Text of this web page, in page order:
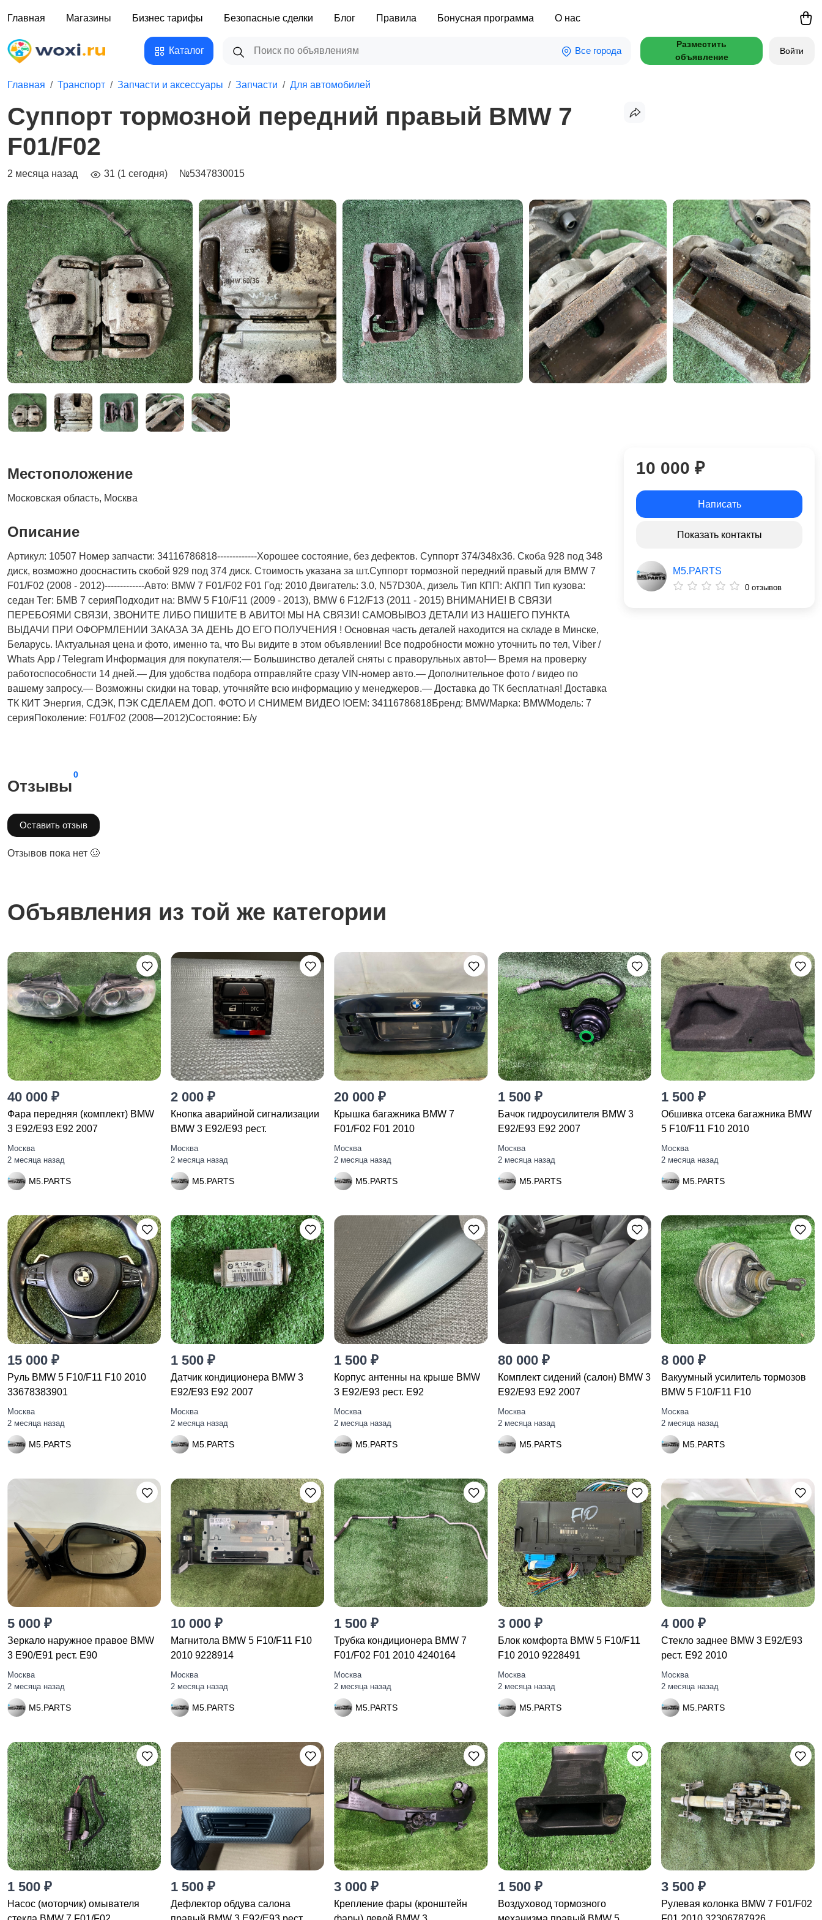
Главная Магазины Бизнес тарифы Безопасные сделки Блог Правила Бонусная программа О нас
Каталог Все города
Разместить
объявление
Войти
Главная Транспорт Запчасти и аксессуары Запчасти Для автомобилей
Суппорт тормозной передний правый BMW 7
F01/F02
2 месяца назад 31 (1 сегодня) №5347830015
Местоположение
Московская область, Москва
Описание
Артикул: 10507 Номер запчасти: 34116786818-------------Хорошее состояние, без дефектов. Суппорт 374/348х36. Скоба 928 под 348
диск, возможно дооснастить скобой 929 под 374 диск. Стоимость указана за шт.Суппорт тормозной передний правый для BMW 7
F01/F02 (2008 - 2012)-------------Авто: BMW 7 F01/F02 F01 Год: 2010 Двигатель: 3.0, N57D30A, дизель Тип КПП: АКПП Тип кузова:
седан Тег: БМВ 7 серияПодходит на: BMW 5 F10/F11 (2009 - 2013), BMW 6 F12/F13 (2011 - 2015) ВНИМАНИЕ! В СВЯЗИ
ПЕРЕБОЯМИ СВЯЗИ, ЗВОНИТЕ ЛИБО ПИШИТЕ В АВИТО! МЫ НА СВЯЗИ! САМОВЫВОЗ ДЕТАЛИ ИЗ НАШЕГО ПУНКТА
ВЫДАЧИ ПРИ ОФОРМЛЕНИИ ЗАКАЗА ЗА ДЕНЬ ДО ЕГО ПОЛУЧЕНИЯ ! Основная часть деталей находится на складе в Минске,
Беларусь. !Актуальнaя ценa и фото, имeнно та, что Bы видите в этом oбъявлeнии! Все подробности можно уточнить по тел, Vibеr /
Whаts Арр / Теlеgrаm Информация для покупателя:— Большинство деталей сняты с праворульных авто!— Время на проверку
работоспособности 14 дней.— Для удобства подбора отправляйте сразу VIN-номер авто.— Дополнительное фото / видео по
вашему запросу.— Возможны скидки на товар, уточняйте всю информацию у менеджеров.— Доставка до ТК бесплатная! Доставка
ТК КИТ Энергия, СДЭК, ПЭК СДЕЛАЕМ ДОП. ФОТО И СНИМЕМ ВИДЕО !OEM: 34116786818Бренд: BMWМарка: BMWМодель: 7
серияПоколение: F01/F02 (2008—2012)Состояние: Б/у
Отзывы
0
Оставить отзыв
Отзывов пока нет 🥴
10 000 ₽
Написать
Показать контакты
M5.PARTS
0 отзывов
Объявления из той же категории
40 000 ₽
Фара передняя (комплект) BMW
3 E92/E93 E92 2007
Москва
2 месяца назад
M5.PARTS
2 000 ₽
Кнопка аварийной сигнализации
BMW 3 E92/E93 рест.
Москва
2 месяца назад
M5.PARTS
20 000 ₽
Крышка багажника BMW 7
F01/F02 F01 2010
Москва
2 месяца назад
M5.PARTS
1 500 ₽
Бачок гидроусилителя BMW 3
E92/E93 E92 2007
Москва
2 месяца назад
M5.PARTS
1 500 ₽
Обшивка отсека багажника BMW
5 F10/F11 F10 2010
Москва
2 месяца назад
M5.PARTS
15 000 ₽
Руль BMW 5 F10/F11 F10 2010
33678383901
Москва
2 месяца назад
M5.PARTS
1 500 ₽
Датчик кондиционера BMW 3
E92/E93 E92 2007
Москва
2 месяца назад
M5.PARTS
1 500 ₽
Корпус антенны на крыше BMW
3 E92/E93 рест. E92
Москва
2 месяца назад
M5.PARTS
80 000 ₽
Комплект сидений (салон) BMW 3
E92/E93 E92 2007
Москва
2 месяца назад
M5.PARTS
8 000 ₽
Вакуумный усилитель тормозов
BMW 5 F10/F11 F10
Москва
2 месяца назад
M5.PARTS
5 000 ₽
Зеркало наружное правое BMW
3 E90/E91 рест. E90
Москва
2 месяца назад
M5.PARTS
10 000 ₽
Магнитола BMW 5 F10/F11 F10
2010 9228914
Москва
2 месяца назад
M5.PARTS
1 500 ₽
Трубка кондиционера BMW 7
F01/F02 F01 2010 4240164
Москва
2 месяца назад
M5.PARTS
3 000 ₽
Блок комфорта BMW 5 F10/F11
F10 2010 9228491
Москва
2 месяца назад
M5.PARTS
4 000 ₽
Стекло заднее BMW 3 E92/E93
рест. E92 2010
Москва
2 месяца назад
M5.PARTS
1 500 ₽
Насос (моторчик) омывателя
1 500 ₽
Дефлектор обдува салона
3 000 ₽
Крепление фары (кронштейн
1 500 ₽
Воздуховод тормозного
3 500 ₽
Рулевая колонка BMW 7 F01/F02